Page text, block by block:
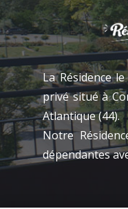
La Résidence
privé situé à
Atlantique (44).
Notre
dépendantes